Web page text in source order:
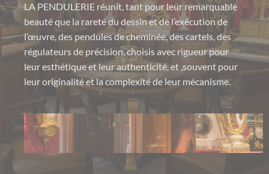
LA PENDULERIE réunit, tant pour leur remarquable
beauté que la rareté du dessin et de l’exécution de
l’œuvre, des pendules de cheminée, des cartels, des
régulateurs de précision, choisis avec rigueur pour
leur esthétique et leur authenticité, et ,souvent pour
leur originalité et la complexité de leur mécanisme.